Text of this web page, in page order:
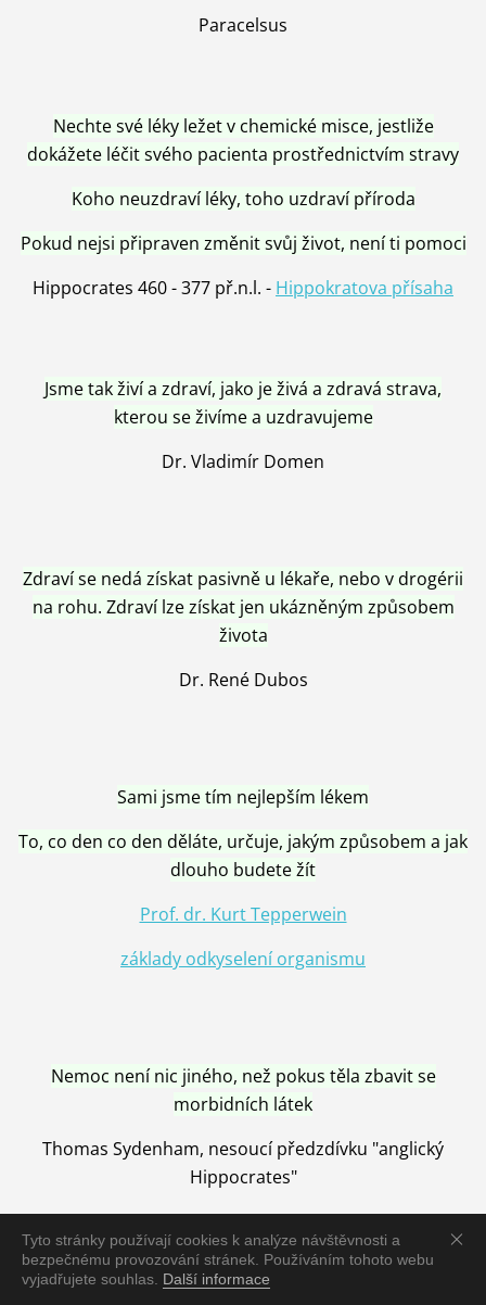
Tyto stránky používají cookies k analýze návštěvnosti a
bezpečnému provozování stránek. Používáním tohoto webu
vyjadřujete souhlas. Další informace
Paracelsus
Nechte své léky ležet v chemické misce, jestliže
dokážete léčit svého pacienta prostřednictvím stravy
Koho neuzdraví léky, toho uzdraví příroda
Pokud nejsi připraven změnit svůj život, není ti pomoci
Hippocrates 460 - 377 př.n.l. - Hippokratova přísaha
Jsme tak živí a zdraví, jako je živá a zdravá strava,
kterou se živíme a uzdravujeme
Dr. Vladimír Domen
Zdraví se nedá získat pasivně u lékaře, nebo v drogérii
na rohu. Zdraví lze získat jen ukázněným způsobem
života
Dr. René Dubos
Sami jsme tím nejlepším lékem
To, co den co den děláte, určuje, jakým způsobem a jak
dlouho budete žít
Prof. dr. Kurt Tepperwein
základy odkyselení organismu
Nemoc není nic jiného, než pokus těla zbavit se
morbidních látek
Thomas Sydenham, nesoucí předzdívku "anglický
Hippocrates"
Nemoc je vyléčena jen pomocí Přírody, neutralizací a